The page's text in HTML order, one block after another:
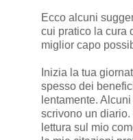
Ecco alcuni
cui pratico la cura
miglior capo
Inizia la tua
spesso dei
lentamente.
scrivono un
lettura sul mio